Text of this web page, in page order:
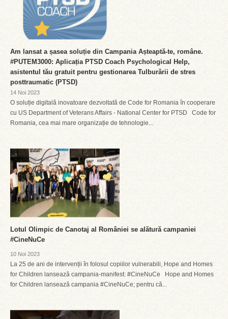
Am lansat a șasea soluție din Campania Așteaptă-te, române.
#PUTEM3000: Aplicația PTSD Coach Psychological Help,
asistentul tău gratuit pentru gestionarea Tulburării de stres
posttraumatic (PTSD)
14 Noi 2023
O soluție digitală inovatoare dezvoltată de Code for Romania în cooperare
cu US Department of Veterans Affairs - National Center for PTSD Code for
Romania, cea mai mare organizație de tehnologie...
Lotul Olimpic de Canotaj al României se alătură campaniei
#CineNuCe
10 Noi 2023
La 25 de ani de intervenții în folosul copiilor vulnerabili, Hope and Homes
for Children lansează campania-manifest: #CineNuCe Hope and Homes
for Children lansează campania #CineNuCe; pentru că...